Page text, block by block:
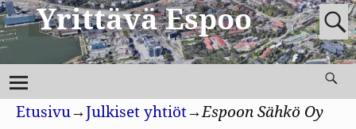
Yrittävä Espoo
Etusivu→Julkiset yhtiöt→Espoon Sähkö Oy